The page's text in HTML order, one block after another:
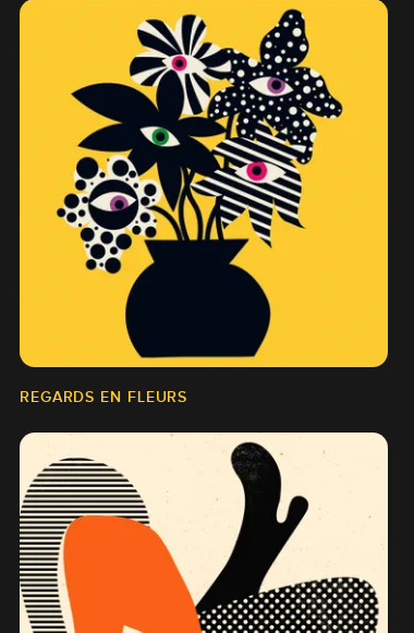
REGARDS EN FLEURS